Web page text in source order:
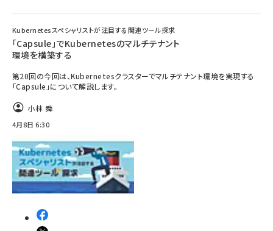
Kubernetesスペシャリストが注目する関連ツール探求
「Capsule」でKubernetesのマルチテナント
環境を構築する
第20回の今回は、Kubernetesクラスターでマルチテナント環境を実現する
「Capsule」について解説します。
小林 舜
4月8日 6:30